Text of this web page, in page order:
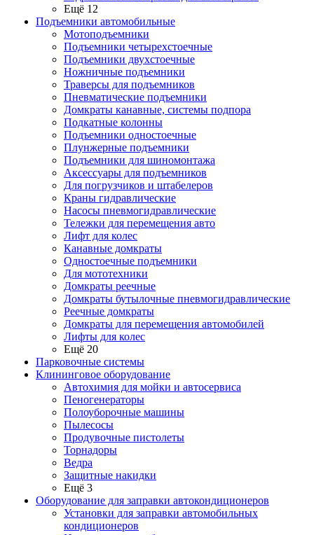
Ещё 12
Подъемники автомобильные
Мотоподъемники
Подъемники четырехстоечные
Подъемники двухстоечные
Ножничные подъемники
Траверсы для подъемников
Пневматические подъемники
Домкраты канавные, системы подпора
Подкатные колонны
Подъемники одностоечные
Плунжерные подъемники
Подъемники для шиномонтажа
Аксессуары для подъемников
Для погрузчиков и штабелеров
Краны гидравлические
Насосы пневмогидравлические
Тележки для перемещения авто
Лифт для колес
Канавные домкраты
Одностоечные подъемники
Для мототехники
Домкраты реечные
Домкраты бутылочные пневмогидравлические
Реечные домкраты
Домкраты для перемещения автомобилей
Лифты для колес
Ещё 20
Парковочные системы
Клининговое оборудование
Автохимия для мойки и автосервиса
Пеногенераторы
Полоуборочные машины
Пылесосы
Продувочные пистолеты
Торнадоры
Ведра
Защитные накидки
Ещё 3
Оборудование для заправки автокондиционеров
Установки для заправки автомобильных
кондиционеров